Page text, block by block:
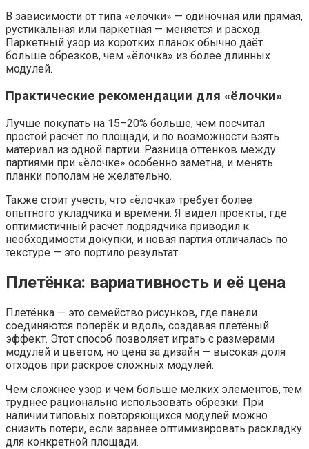
В зависимости от типа «ёлочки» — одиночная или прямая,
рустикальная или паркетная — меняется и расход.
Паркетный узор из коротких планок обычно даёт
больше обрезков, чем «ёлочка» из более длинных
модулей.
Практические рекомендации для «ёлочки»
Лучше покупать на 15–20% больше, чем посчитал
простой расчёт по площади, и по возможности взять
материал из одной партии. Разница оттенков между
партиями при «ёлочке» особенно заметна, и менять
планки пополам не желательно.
Также стоит учесть, что «ёлочка» требует более
опытного укладчика и времени. Я видел проекты, где
оптимистичный расчёт подрядчика приводил к
необходимости докупки, и новая партия отличалась по
текстуре — это портило результат.
Плетёнка: вариативность и её цена
Плетёнка — это семейство рисунков, где панели
соединяются поперёк и вдоль, создавая плетёный
эффект. Этот способ позволяет играть с размерами
модулей и цветом, но цена за дизайн — высокая доля
отходов при раскрое сложных модулей.
Чем сложнее узор и чем больше мелких элементов, тем
труднее рационально использовать обрезки. При
наличии типовых повторяющихся модулей можно
снизить потери, если заранее оптимизировать раскладку
для конкретной площади.